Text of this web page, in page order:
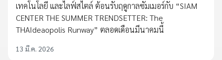
เทคโนโลยี และไลฟ์สไตล์ ต้อนรับฤดูกาลซัมเมอร์กับ “SIAM
CENTER THE SUMMER TRENDSETTER: The
THAIdeaopolis Runway” ตลอดเดือนมีนาคมนี้
13 มี.ค. 2026